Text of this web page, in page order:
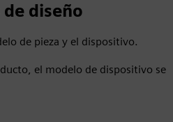
diseño
de pieza y el dispositivo.
el modelo de dispositivo se